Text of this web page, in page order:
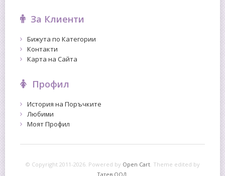
За Клиенти
Бижута по Категории
Контакти
Карта на Сайта
Профил
История на Поръчките
Любими
Моят Профил
© Copyright 2011-2026. Powered by Open Cart. Theme edited by
Татев ООД.